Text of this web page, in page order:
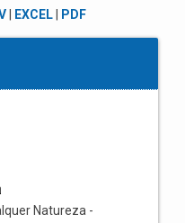
| EXCEL| PDF
Natureza -